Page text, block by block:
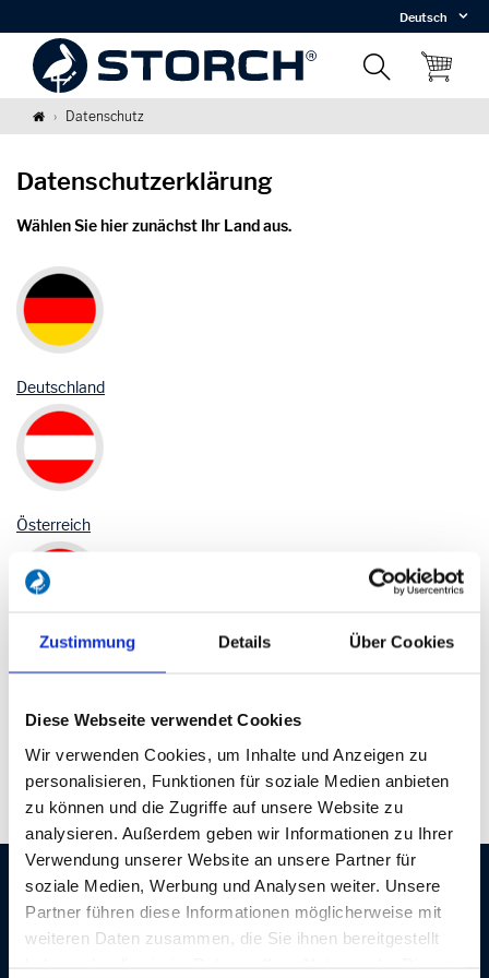
Zustimmung Details Über Cookies
Diese Webseite verwendet Cookies
Wir verwenden Cookies, um Inhalte und Anzeigen zu
personalisieren, Funktionen für soziale Medien anbieten
zu können und die Zugriffe auf unsere Website zu
analysieren. Außerdem geben wir Informationen zu Ihrer
Verwendung unserer Website an unsere Partner für
soziale Medien, Werbung und Analysen weiter. Unsere
Partner führen diese Informationen möglicherweise mit
weiteren Daten zusammen, die Sie ihnen bereitgestellt
Deutsch
Datenschutz
Datenschutz­erklärung
Wählen Sie hier zunächst Ihr Land aus.
Deutschland
Österreich
Luxemburg
NEWSLETTER ABONNIEREN